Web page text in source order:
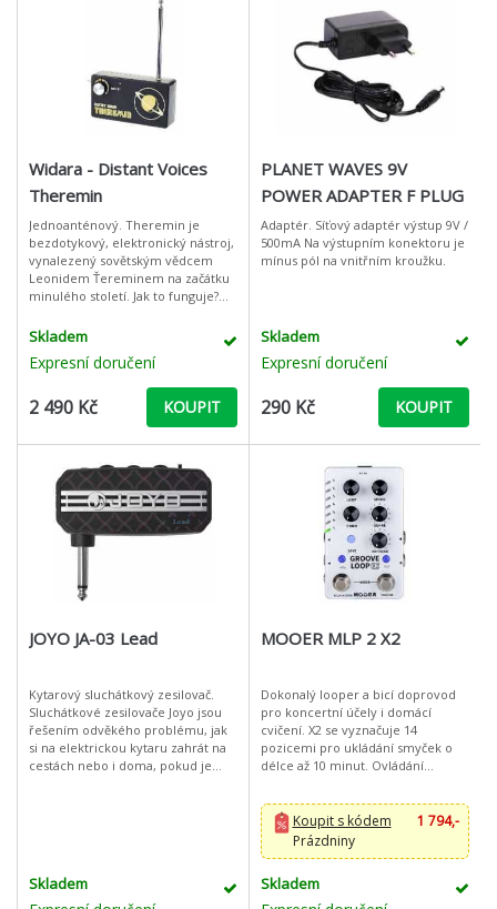
Widara - Distant Voices
Theremin
Jednoanténový. Theremin je
bezdotykový, elektronický nástroj,
vynalezený sovětským vědcem
Leonidem Ťereminem na začátku
minulého století. Jak to funguje?
Anténa zde není ve své typické f
Skladem
Expresní doručení
2 490 Kč KOUPIT
PLANET WAVES 9V
POWER ADAPTER F PLUG
Adaptér. Síťový adaptér výstup 9V /
500mA Na výstupním konektoru je
mínus pól na vnitřním kroužku.
Skladem
Expresní doručení
290 Kč KOUPIT
JOYO JA-03 Lead
Kytarový sluchátkový zesilovač.
Sluchátkové zesilovače Joyo jsou
řešením odvěkého problému, jak
si na elektrickou kytaru zahrát na
cestách nebo i doma, pokud je
Skladem
MOOER MLP 2 X2
Dokonalý looper a bicí doprovod
pro koncertní účely i domácí
cvičení. X2 se vyznačuje 14
pozicemi pro ukládání smyček o
délce až 10 minut. Ovládání
provedení, je velmi flexibilní a
umožňujeKoupit s kódem
1 794,-
Prázdniny
Skladem